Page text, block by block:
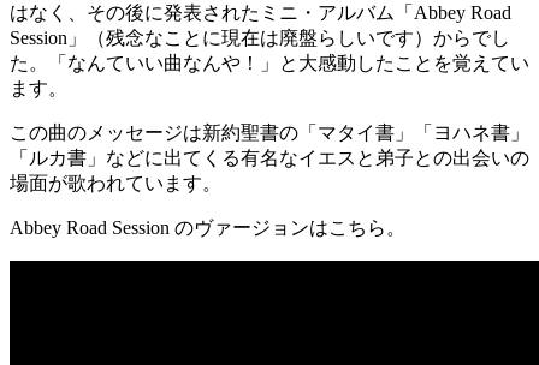
はなく、その後に発表されたミニ・アルバム「Abbey Road
Session」（残念なことに現在は廃盤らしいです）からでし
た。「なんていい曲なんや！」と大感動したことを覚えてい
ます。
この曲のメッセージは新約聖書の「マタイ書」「ヨハネ書」
「ルカ書」などに出てくる有名なイエスと弟子との出会いの
場面が歌われています。
Abbey Road Session のヴァージョンはこちら。